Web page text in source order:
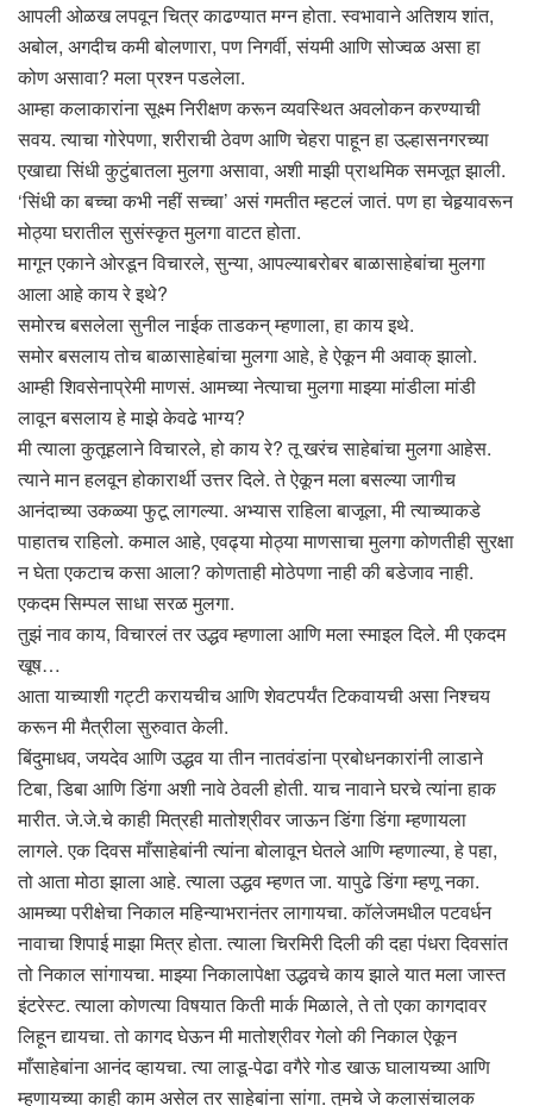
आपली ओळख लपवून चित्र काढण्यात मग्न होता. स्वभावाने अतिशय शांत,
अबोल, अगदीच कमी बोलणारा, पण निगर्वी, संयमी आणि सोज्वळ असा हा
कोण असावा? मला प्रश्न पडलेला.
आम्हा कलाकारांना सूक्ष्म निरीक्षण करून व्यवस्थित अवलोकन करण्याची
सवय. त्याचा गोरेपणा, शरीराची ठेवण आणि चेहरा पाहून हा उल्हासनगरच्या
एखाद्या सिंधी कुटुंबातला मुलगा असावा, अशी माझी प्राथमिक समजूत झाली.
‘सिंधी का बच्चा कभी नहीं सच्चा’ असं गमतीत म्हटलं जातं. पण हा चेहर्‍यावरून
मोठ्या घरातील सुसंस्कृत मुलगा वाटत होता.
मागून एकाने ओरडून विचारले, सुन्या, आपल्याबरोबर बाळासाहेबांचा मुलगा
आला आहे काय रे इथे?
समोरच बसलेला सुनील नाईक ताडकन् म्हणाला, हा काय इथे.
समोर बसलाय तोच बाळासाहेबांचा मुलगा आहे, हे ऐकून मी अवाक् झालो.
आम्ही शिवसेनाप्रेमी माणसं. आमच्या नेत्याचा मुलगा माझ्या मांडीला मांडी
लावून बसलाय हे माझे केवढे भाग्य?
मी त्याला कुतूहलाने विचारले, हो काय रे? तू खरंच साहेबांचा मुलगा आहेस.
त्याने मान हलवून होकारार्थी उत्तर दिले. ते ऐकून मला बसल्या जागीच
आनंदाच्या उकळ्या फुटू लागल्या. अभ्यास राहिला बाजूला, मी त्याच्याकडे
पाहातच राहिलो. कमाल आहे, एवढ्या मोठ्या माणसाचा मुलगा कोणतीही सुरक्षा
न घेता एकटाच कसा आला? कोणताही मोठेपणा नाही की बडेजाव नाही.
एकदम सिम्पल साधा सरळ मुलगा.
तुझं नाव काय, विचारलं तर उद्धव म्हणाला आणि मला स्माइल दिले. मी एकदम
खूष…
आता याच्याशी गट्टी करायचीच आणि शेवटपर्यंत टिकवायची असा निश्चय
करून मी मैत्रीला सुरुवात केली.
बिंदुमाधव, जयदेव आणि उद्धव या तीन नातवंडांना प्रबोधनकारांनी लाडाने
टिबा, डिबा आणि डिंगा अशी नावे ठेवली होती. याच नावाने घरचे त्यांना हाक
मारीत. जे.जे.चे काही मित्रही मातोश्रीवर जाऊन डिंगा डिंगा म्हणायला
लागले. एक दिवस माँसाहेबांनी त्यांना बोलावून घेतले आणि म्हणाल्या, हे पहा,
तो आता मोठा झाला आहे. त्याला उद्धव म्हणत जा. यापुढे डिंगा म्हणू नका.
आमच्या परीक्षेचा निकाल महिन्याभरानंतर लागायचा. कॉलेजमधील पटवर्धन
नावाचा शिपाई माझा मित्र होता. त्याला चिरमिरी दिली की दहा पंधरा दिवसांत
तो निकाल सांगायचा. माझ्या निकालापेक्षा उद्धवचे काय झाले यात मला जास्त
इंटरेस्ट. त्याला कोणत्या विषयात किती मार्क मिळाले, ते तो एका कागदावर
लिहून द्यायचा. तो कागद घेऊन मी मातोश्रीवर गेलो की निकाल ऐकून
माँसाहेबांना आनंद व्हायचा. त्या लाडू-पेढा वगैरे गोड खाऊ घालायच्या आणि
म्हणायच्या काही काम असेल तर साहेबांना सांगा. तुमचे जे कलासंचालक